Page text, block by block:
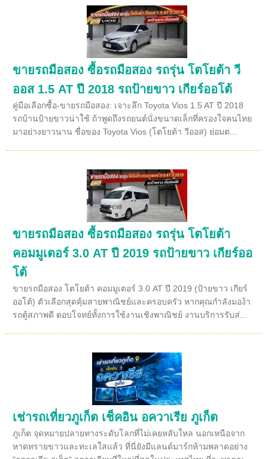
ขายรถมือสอง ซื้อรถมือสอง รถรุ่น โตโยต้า วี
ออส 1.5 AT ปี 2018 รถป้ายขาว เกียร์ออโต้
คู่มือเลือกซื้อ-ขายรถมือสอง: เจาะลึก Toyota Vios 1.5 AT ปี 2018
รถบ้านป้ายขาวน่าใช้ ถ้าพูดถึงรถยนต์นั่งขนาดเล็กที่ครองใจคนไทย
มาอย่างยาวนาน ชื่อของ Toyota Vios (โตโยต้า วีออส) ย่อมต...
ขายรถมือสอง ซื้อรถมือสอง รถรุ่น โตโยต้า
คอมมูเตอร์ 3.0 AT ปี 2019 รถป้ายขาว เกียร์ออ
โต้
ขายรถมือสอง โตโยต้า คอมมูเตอร์ 3.0 AT ปี 2019 (ป้ายขาว เกียร์
ออโต้) ตัวเลือกสุดคุ้มสายพาณิชย์และครอบครัว หากคุณกำลังมอง้า
รถตู้สภาพดี ตอบโจทย์ทั้งการใช้งานเชิงพาณิชย์ งานบริการรับส่...
เช่ารถเที่ยวภูเก็ต เช็คอิน อควาเรีย ภูเก็ต
ภูเก็ต จุดหมายปลายทางระดับโลกที่ไม่เคยหลับใหล นอกเหนือจาก
หาดทรายขาวและทะเลใสแล้ว ที่นี่ยังมีแลนด์มาร์กห้ามพลาดอย่าง